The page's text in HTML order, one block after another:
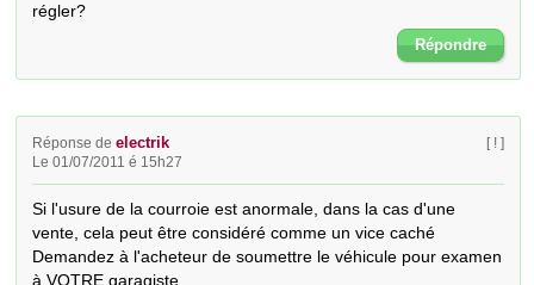
régler?
Répondre
Réponse deelectrik
Le 01/07/2011 é 15h27
[ ! ]
Si l'usure de la courroie est anormale, dans la cas d'une
vente, cela peut être considéré comme un vice caché
Demandez à l'acheteur de soumettre le véhicule pour examen
à VOTRE garagiste